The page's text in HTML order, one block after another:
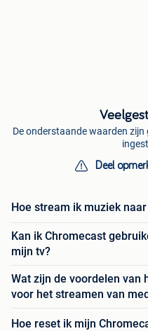
De onderstaande waarden
Deel
Hoe stream ik muziek
Kan ik Chromecast
mijn tv?
Wat zijn de voordelen van
voor het streamen van
Hoe reset ik mijn